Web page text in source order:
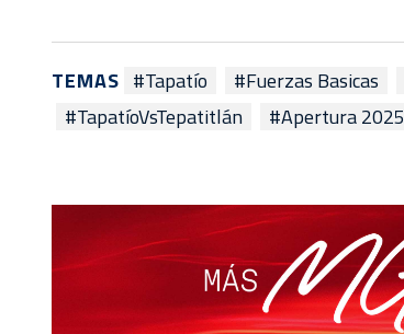
TEMAS #Tapatío #Fuerzas Basicas
#TapatíoVsTepatitlán
#Apertura 2025